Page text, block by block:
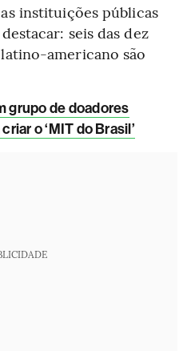
instituições públicas
seis das dez
americano são
grupo de doadores
o ‘MIT do Brasil’